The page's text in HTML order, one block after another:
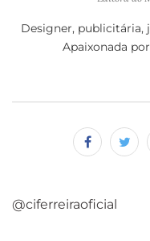
Designer, publicitária,
Apaixonada
@ciferreiraoficial